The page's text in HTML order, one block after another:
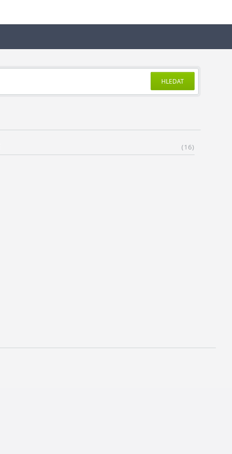
HLEDAT
(16)